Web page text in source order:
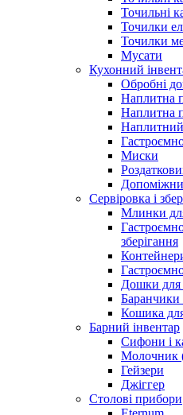
Точильні
Точилки
Точилки
Мусати
Кухонний
Обробні
Наплитна
Наплитна
Миски
Сервіровка і
Млинки
зберігання
Дошки для
Кошика
Барний інвентар
Сифони і
Молочник
Гейзери
Джіггер
Столові прибори